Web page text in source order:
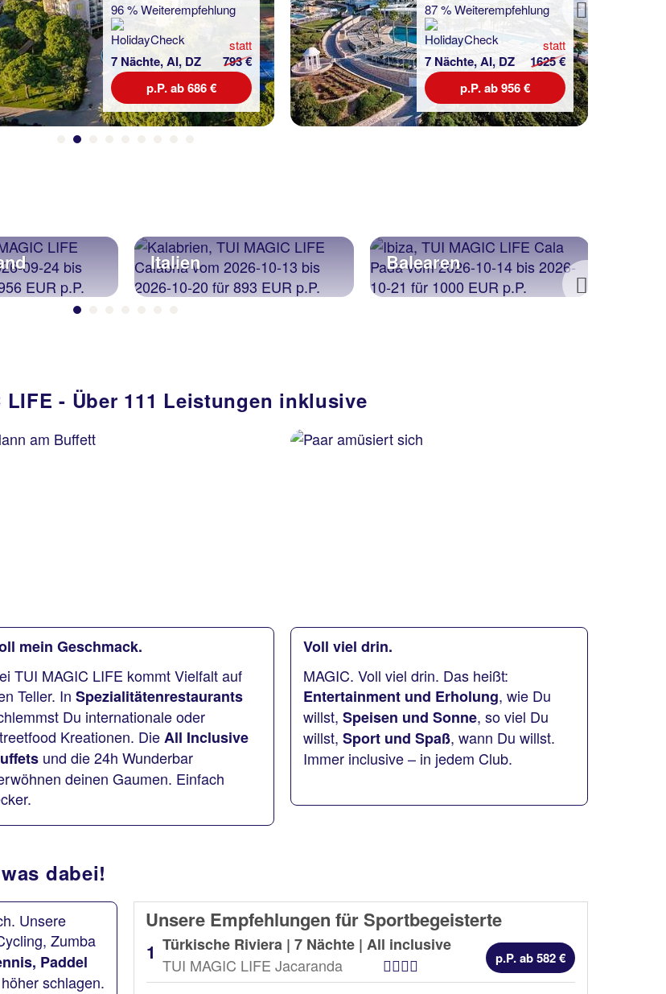
96 % Weiterempfehlung
7 Nächte, AI, DZ
statt
793 €
p.P. ab 686 €
87 % Weiterempfehlung
7 Nächte, AI, DZ
statt
1625 €
p.P. ab 956 €
Next
Italien Balearen
Next
LIFE - Über 111 Leistungen inklusive
mein Geschmack.
TUI MAGIC LIFE kommt Vielfalt auf
Teller. In Spezialitätenrestaurants
Du internationale oder
Kreationen. DieAll Inclusive
und die 24h Wunderbar
deinen Gaumen. Einfach
Voll viel drin.
MAGIC. Voll viel drin. Das heißt:
Entertainment und Erholung, wie Du
willst, Speisen und Sonne, so viel Du
willst, Sport und Spaß, wann Du willst.
Immer inclusive – in jedem Club.
dabei!
Unsere
Zumba
Paddel
schlagen.
Unsere Empfehlungen für Sportbegeisterte
Türkische Riviera | 7 Nächte | All inclusive
TUI MAGIC LIFE Jacaranda
Hotel Kategorienp.P. ab 582 €